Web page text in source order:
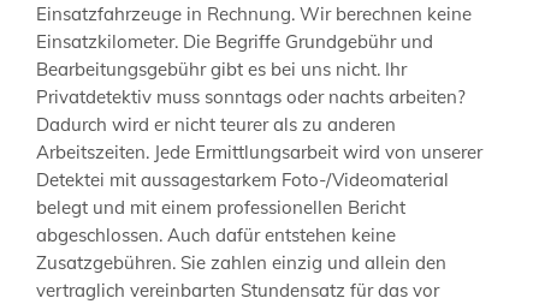
Einsatzfahrzeuge in Rechnung. Wir berechnen keine
Einsatzkilometer. Die Begriffe Grundgebühr und
Bearbeitungsgebühr gibt es bei uns nicht. Ihr
Privatdetektiv muss sonntags oder nachts arbeiten?
Dadurch wird er nicht teurer als zu anderen
Arbeitszeiten. Jede Ermittlungsarbeit wird von unserer
Detektei mit aussagestarkem Foto-/Videomaterial
belegt und mit einem professionellen Bericht
abgeschlossen. Auch dafür entstehen keine
Zusatzgebühren. Sie zahlen einzig und allein den
vertraglich vereinbarten Stundensatz für das vor